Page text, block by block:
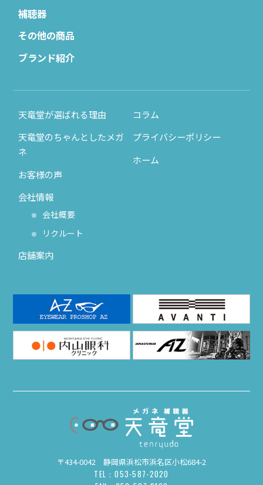
補聴器
その他の商品
ブランド紹介
天竜堂が選ばれる理由
天竜堂のちゃんとしたメガ
ネ
お客様の声
会社情報
会社概要
リクルート
店舗案内
コラム
プライバシーポリシー
ホーム
〒434-0042 静岡県浜松市浜名区小松684-2
TEL：053-587-2020